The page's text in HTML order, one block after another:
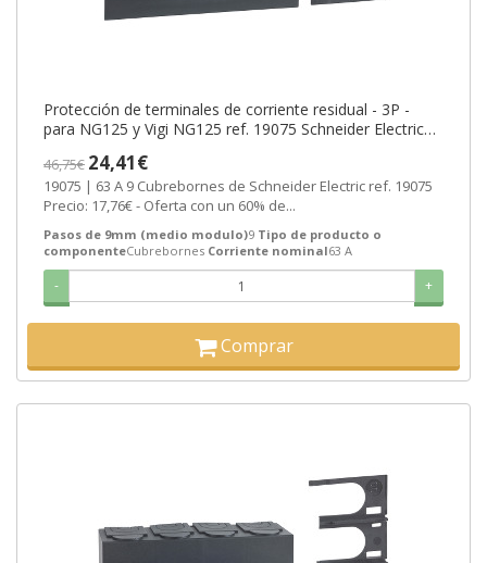
Protección de terminales de corriente residual - 3P -
para NG125 y Vigi NG125 ref. 19075 Schneider Electric
46,75€ 24,41€
19075 | 63 A 9 Cubrebornes de Schneider Electric ref. 19075
Precio: 17,76€ - Oferta con un 60% de...
Pasos de 9mm (medio modulo)9 Tipo de producto o
componenteCubrebornes Corriente nominal63 A
- +
Comprar